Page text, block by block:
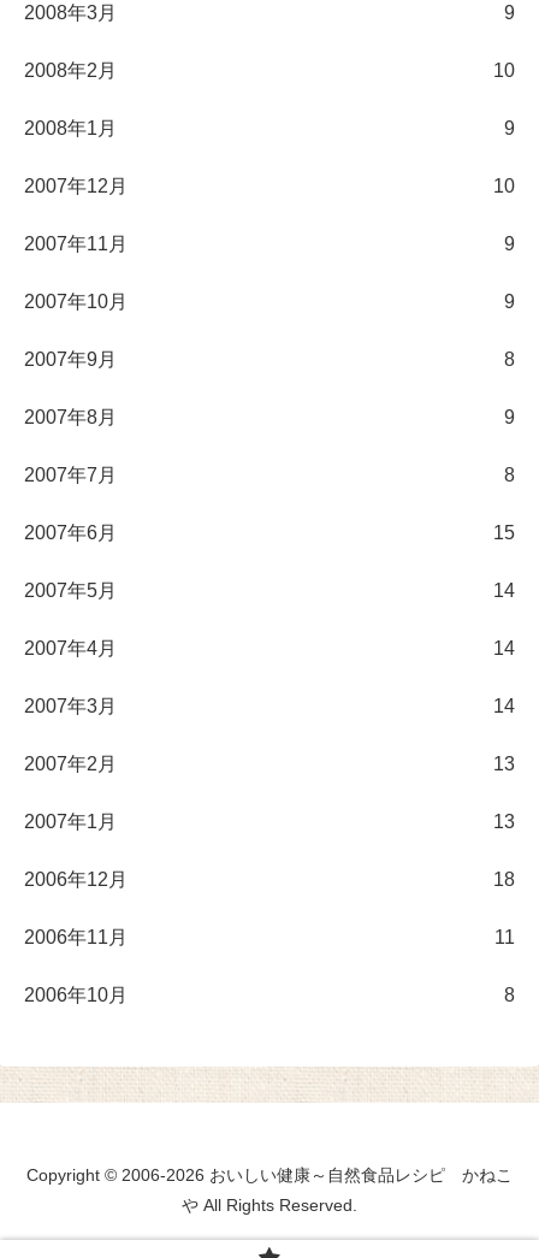
2008年3月 9
2008年2月 10
2008年1月 9
2007年12月 10
2007年11月 9
2007年10月 9
2007年9月 8
2007年8月 9
2007年7月 8
2007年6月 15
2007年5月 14
2007年4月 14
2007年3月 14
2007年2月 13
2007年1月 13
2006年12月 18
2006年11月 11
2006年10月 8
Copyright © 2006-2026 おいしい健康～自然食品レシピ かねこ
や All Rights Reserved.